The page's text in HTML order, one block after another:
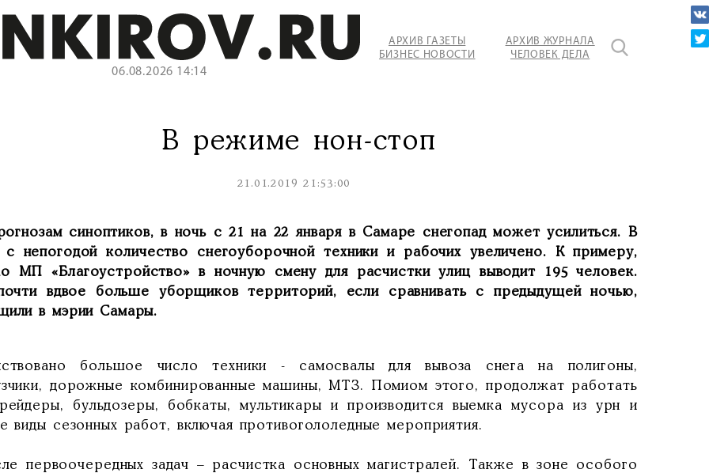
06.08.2026 14:14
АРХИВ ГАЗЕТЫ
БИЗНЕС НОВОСТИ
АРХИВ ЖУРНАЛА
ЧЕЛОВЕК ДЕЛА
В режиме нон-стоп
21.01.2019 21:53:00
синоптиков, в ночь с 21 на 22 января в Самаре снегопад может усилиться. В
с непогодой количество снегоуборочной техники и рабочих увеличено. К примеру,
МП «Благоустройство» в ночную смену для расчистки улиц выводит 195 человек.
вдвое больше уборщиков территорий, если сравнивать с предыдущей ночью,
в мэрии Самары.
большое число техники - самосвалы для вывоза снега на полигоны,
дорожные комбинированные машины, МТЗ. Помиом этого, продолжат работать
бульдозеры, бобкаты, мультикары и производится выемка мусора из урн и
виды сезонных работ, включая противогололедные мероприятия.
первоочередных задач – расчистка основных магистралей. Также в зоне особого